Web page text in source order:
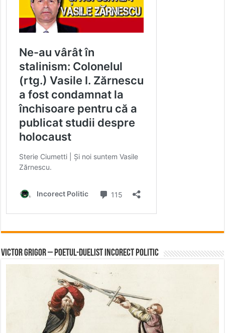
Victor Grigor – Poetul-Duelist Incorect Politic